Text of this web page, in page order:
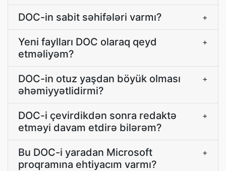
DOC-in sabit səhifələri varmı? +
Yeni faylları DOC olaraq qeyd
etməliyəm?
+
DOC-in otuz yaşdan böyük olması
əhəmiyyətlidirmi?
+
DOC-i çevirdikdən sonra redaktə
etməyi davam etdirə bilərəm?
+
Bu DOC-i yaradan Microsoft
proqramına ehtiyacım varmı?
+